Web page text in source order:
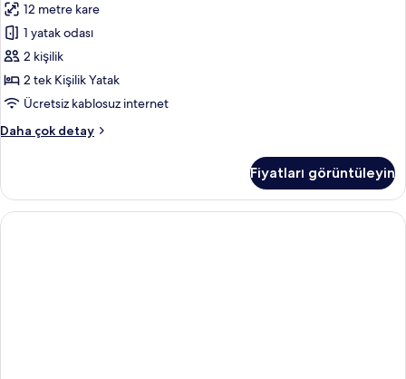
12 metre kare
1 yatak odası
2 kişilik
2 tek Kişilik Yatak
Ücretsiz kablosuz internet
Daha çok detay
Twin
hakkında
daha
fazla
Fiyatları görüntüleyin